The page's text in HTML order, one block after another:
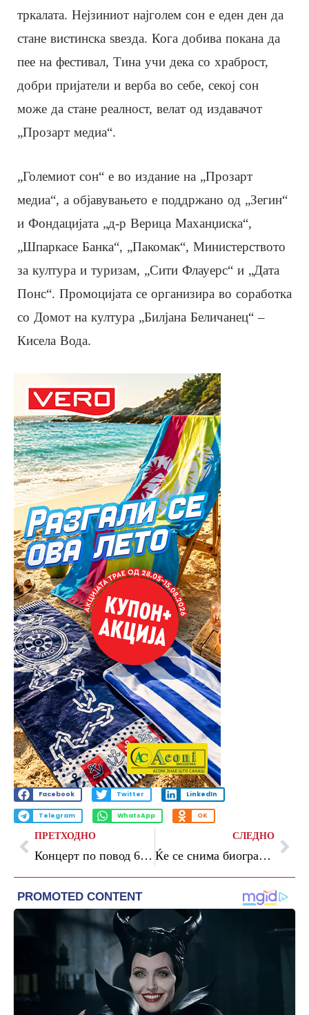
тркалата. Нејзиниот најголем сон е еден ден да
стане вистинска ѕвезда. Кога добива покана да
пее на фестивал, Тина учи дека со храброст,
добри пријатели и верба во себе, секој сон
може да стане реалност, велат од издавачот
„Прозарт медиа“.
„Големиот сон“ е во издание на „Прозарт
медиа“, а објавувањето е поддржано од „Зегин“
и Фондацијата „д-р Верица Маханџиска“,
„Шпаркасе Банка“, „Пакомак“, Министерството
за култура и туризам, „Сити Флауерс“ и „Дата
Понс“. Промоцијата се организира во соработка
со Домот на култура „Билјана Беличанец“ –
Кисела Вода.
Facebook Twitter LinkedIn
Telegram WhatsApp OK
ПРЕТХОДНО
Концерт по повод 60 години постоење на Факултетот за музичка уметност
СЛЕДНО
Ќе се снима биографски филм за Слаткар, објавени филмовите што добија поддршка од Агенцијата за филм